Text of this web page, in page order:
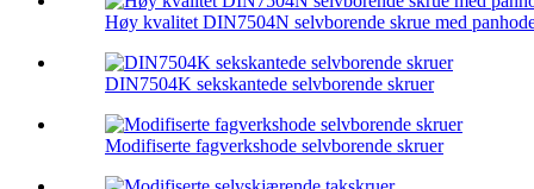
Høy kvalitet DIN7504N selvborende skrue med
DIN7504K sekskantede selvborende skruer
Modifiserte fagverkshode selvborende skruer